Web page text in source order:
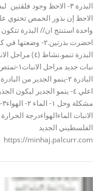
الاحظ إن بذور الحمص تحتوي
البذرة
نبات
الانبات الماءالهواءدرجة
الفلسطيني الجديد
https://minhaj.palcurr.com